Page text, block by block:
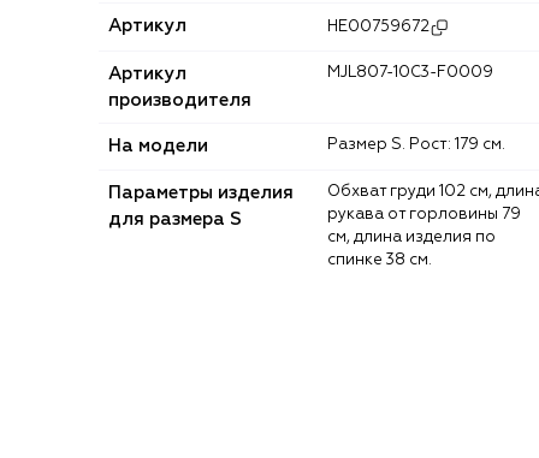
Артикул HE00759672
Артикул
производителя
MJL807-10C3-F0009
На модели Размер S. Рост: 179 см.
Параметры изделия
для размера S
Обхват груди 102 см, длина
рукава от горловины 79
см, длина изделия по
спинке 38 см.